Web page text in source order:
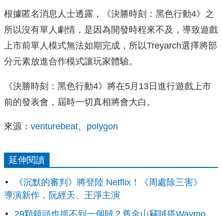
根據匿名消息人士透露，《決勝時刻：黑色行動4》之
所以沒有單人劇情，是因為開發時程來不及，導致遊戲
上市前單人模式無法如期完成，所以Treyarch選擇將部
分元素放進合作模式讓玩家體驗。
《決勝時刻：黑色行動4》將在5月13日進行遊戲上市
前的發表會，屆時一切真相將會大白。
來源： venturebeat、 polygon
延伸閱讀
《沉默的審判》將登陸 Netflix！《周處除三害》
導演新作，阮經天、王淨主演
29顆鏡頭也抓不到一個賊？舊金山竊賊搭Waymo